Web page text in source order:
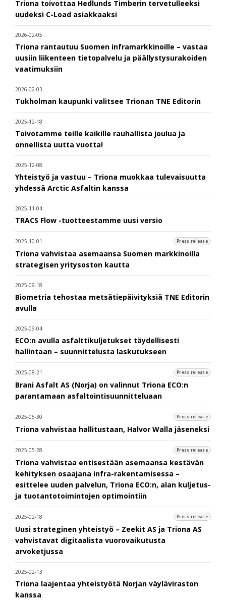
Triona toivottaa Hedlunds Timberin tervetulleeksi
uudeksi C-Load asiakkaaksi
2026-02-05
Triona rantautuu Suomen inframarkkinoille – vastaa
uusiin liikenteen tietopalvelu ja päällystysurakoiden
vaatimuksiin
2026-02-03
Tukholman kaupunki valitsee Trionan TNE Editorin
2025-12-18
Toivotamme teille kaikille rauhallista joulua ja
onnellista uutta vuotta!
2025-12-08
Yhteistyö ja vastuu – Triona muokkaa tulevaisuutta
yhdessä Arctic Asfaltin kanssa
2025-11-04
TRACS Flow -tuotteestamme uusi versio
2025-10-01 Press release
Triona vahvistaa asemaansa Suomen markkinoilla
strategisen yritysoston kautta
2025-09-18
Biometria tehostaa metsätiepäivityksiä TNE Editorin
avulla
2025-09-04
ECO:n avulla asfalttikuljetukset täydellisesti
hallintaan – suunnittelusta laskutukseen
2025-08-21 Press release
Brani Asfalt AS (Norja) on valinnut Triona ECO:n
parantamaan asfaltointisuunnitteluaan
2025-05-30 Press release
Triona vahvistaa hallitustaan, Halvor Walla jäseneksi
2025-05-28 Press release
Triona vahvistaa entisestään asemaansa kestävän
kehityksen osaajana infra-rakentamisessa –
esittelee uuden palvelun, Triona ECO:n, alan kuljetus-
ja tuotantotoimintojen optimointiin
2025-02-18 Press release
Uusi strateginen yhteistyö – Zeekit AS ja Triona AS
vahvistavat digitaalista vuorovaikutusta
arvoketjussa
2025-02-13
Triona laajentaa yhteistyötä Norjan väyläviraston
kanssa